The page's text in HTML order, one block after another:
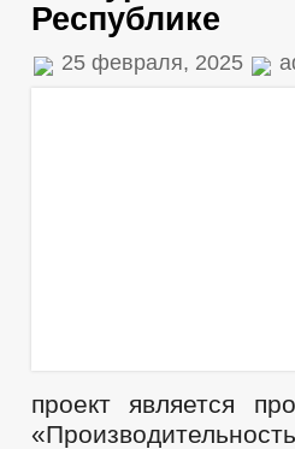
Республике
25 февраля, 2025
проект является